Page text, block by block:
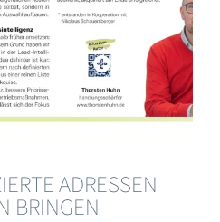
ADRESSEN
BRINGEN